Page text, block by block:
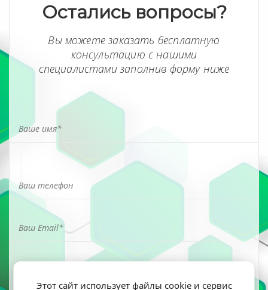
Остались вопросы?
Вы можете заказать бесплатную
консультацию с нашими
специалистами заполнив форму ниже
Этот сайт использует файлы cookie и сервис